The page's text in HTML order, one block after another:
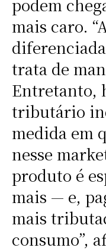
podem
mais caro.
trata de
Entretanto,
tributário
medida em
nesse
produto é
mais — e,
mais
consumo”,